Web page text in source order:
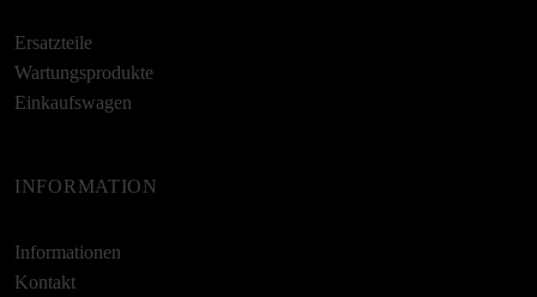
Ersatzteile
Wartungsprodukte
Einkaufswagen
INFORMATION
Informationen
Kontakt